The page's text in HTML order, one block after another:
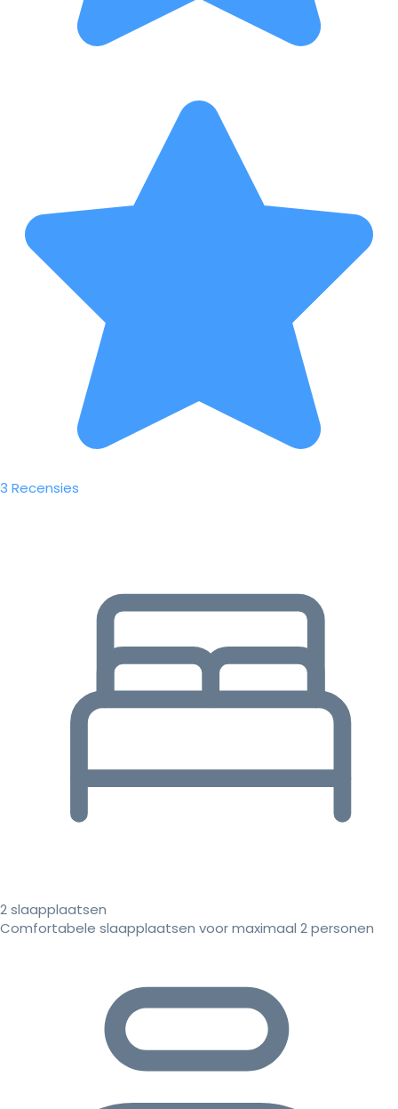
3 Recensies
2 slaapplaatsen
Comfortabele slaapplaatsen voor maximaal 2 personen